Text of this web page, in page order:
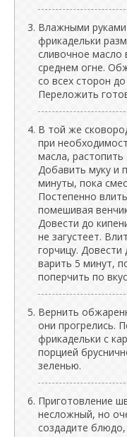
Влажными
фрикадельки
сливочное
среднем огне.
со всех сторон
Переложить
В той же
при
масла, растопить
Добавить муку и
минуты, пока
Постепенно
помешивая
Довести до
не загустеет.
горчицу. Довести
варить 5 минут,
поперчить по
Вернить
они прогрелись.
фрикадельки с
порцией
зеленью.
Приготовление
несложный, но
создадите